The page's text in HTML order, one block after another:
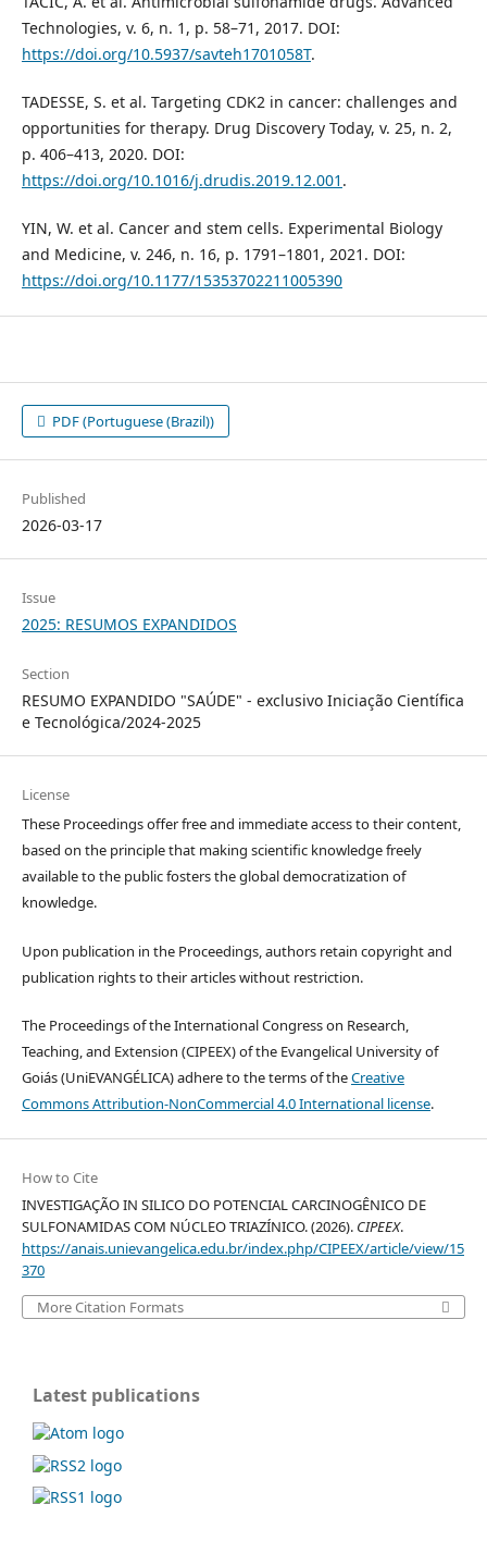
Technologies, v. 6, n. 1, p. 58–71, 2017. DOI:
https://doi.org/10.5937/savteh1701058T.
TADESSE, S. et al. Targeting CDK2 in cancer: challenges and
opportunities for therapy. Drug Discovery Today, v. 25, n. 2,
p. 406–413, 2020. DOI:
https://doi.org/10.1016/j.drudis.2019.12.001 .
YIN, W. et al. Cancer and stem cells. Experimental Biology
and Medicine, v. 246, n. 16, p. 1791–1801, 2021. DOI:
https://doi.org/10.1177/15353702211005390
PDF (Portuguese (Brazil))
Published
2026-03-17
Issue
2025: RESUMOS EXPANDIDOS
Section
RESUMO EXPANDIDO "SAÚDE" - exclusivo Iniciação Científica
e Tecnológica/2024-2025
License
These Proceedings offer free and immediate access to their content,
based on the principle that making scientific knowledge freely
available to the public fosters the global democratization of
knowledge.
Upon publication in the Proceedings, authors retain copyright and
publication rights to their articles without restriction.
The Proceedings of the International Congress on Research,
Teaching, and Extension (CIPEEX) of the Evangelical University of
Goiás (UniEVANGÉLICA) adhere to the terms of theCreative
Commons Attribution-NonCommercial 4.0 International license.
How to Cite
INVESTIGAÇÃO IN SILICO DO POTENCIAL CARCINOGÊNICO DE
SULFONAMIDAS COM NÚCLEO TRIAZÍNICO. (2026). CIPEEX.
https://anais.unievangelica.edu.br/index.php/CIPEEX/article/view/15
370
More Citation Formats
Latest publications